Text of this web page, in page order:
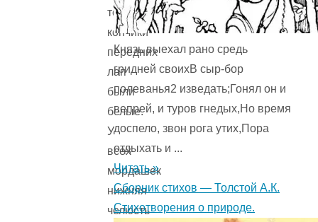
только
кончики
передних
лап
были
белые.
У
всех
мордашек
нижняя
челюсть
Князь выехал рано средь
гридней своихВ сыр-бор
полеванья2 изведать;Гонял он и
вепрей, и туров гнедых,Но время
доспело, звон рога утих,Пора
отдыхать и ...
Читать »
Сборник стихов — Толстой А.К.
Стихотворения о природе.